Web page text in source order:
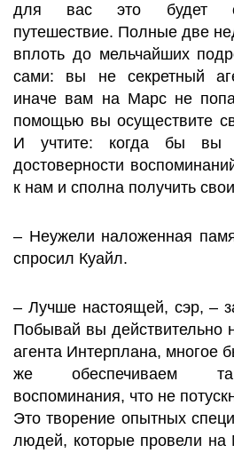
для вас это будет
путешествие. Полные две
вплоть до мельчайших
сами: вы не секретный
иначе вам на Марс не
помощью вы осуществите
И учтите: когда бы вы
достоверности
к нам и сполна получить
– Неужели наложенная
спросил Куайл.
– Лучше настоящей, сэр, –
Побывай вы действительно
агента Интерплана, многое
же обеспечиваем
воспоминания, что не
Это творение опытных
людей, которые провели на